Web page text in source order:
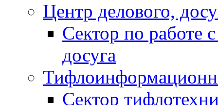
Центр делового,
Сектор по работе
досуга
Сектор